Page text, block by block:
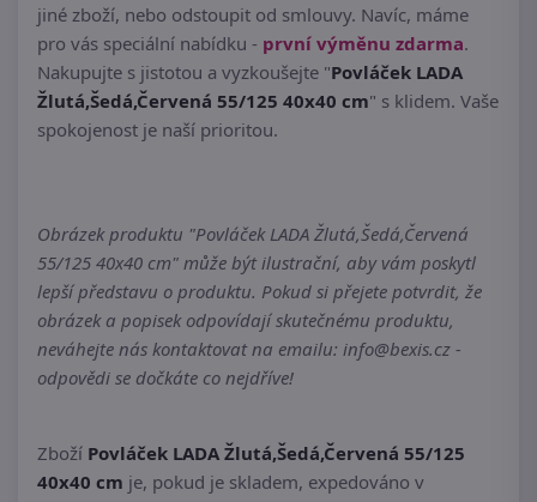
jiné zboží, nebo odstoupit od smlouvy. Navíc, máme
pro vás speciální nabídku - první výměnu zdarma.
Nakupujte s jistotou a vyzkoušejte "Povláček LADA
Žlutá,Šedá,Červená 55/125 40x40 cm" s klidem. Vaše
spokojenost je naší prioritou.
Obrázek produktu "Povláček LADA Žlutá,Šedá,Červená
55/125 40x40 cm" může být ilustrační, aby vám poskytl
lepší představu o produktu. Pokud si přejete potvrdit, že
obrázek a popisek odpovídají skutečnému produktu,
neváhejte nás kontaktovat na emailu: info@bexis.cz -
odpovědi se dočkáte co nejdříve!
Zboží Povláček LADA Žlutá,Šedá,Červená 55/125
40x40 cm je, pokud je skladem, expedováno v